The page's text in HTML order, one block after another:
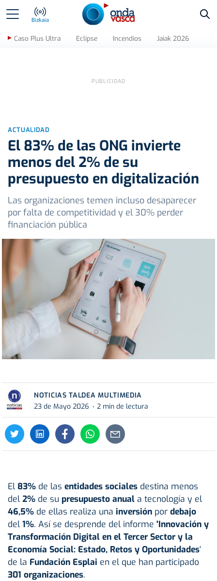
Bizkaia
Caso Plus Ultra Eclipse Incendios Jaiak 2026
ACTUALIDAD
El 83% de las ONG invierte
menos del 2% de su
presupuesto en digitalización
Las organizaciones temen incluso desaparecer
por falta de competitividad y el 30% perder
financiación pública
NOTICIAS TALDEA MULTIMEDIA
23 de Mayo 2026
2 min de lectura
El 83% de las entidades sociales destina menos
del 2% de su presupuesto anual a tecnología y el
46,5% de ellas realiza una inversión por debajo
del 1%. Así se desprende del informe 'Innovación y
Transformación Digital en el Tercer Sector y la
Economía Social: Estado, Retos y Oportunidades'
de la Fundación Esplai en el que han participado
301 organizaciones.